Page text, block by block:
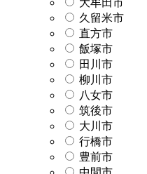
久留米市
直方市
飯塚市
田川市
柳川市
八女市
筑後市
大川市
行橋市
豊前市